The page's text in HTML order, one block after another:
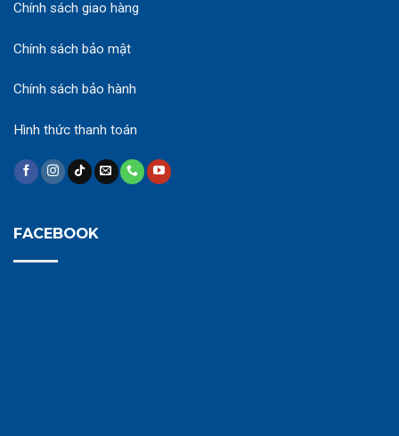
Chính sách giao hàng
Chính sách bảo mật
Chính sách bảo hành
Hình thức thanh toán
FACEBOOK